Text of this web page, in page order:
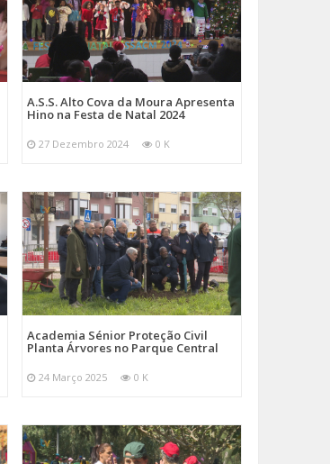
A.S.S. Alto Cova da Moura Apresenta
Hino na Festa de Natal 2024
27 Dezembro 2024 0 K
Academia Sénior Proteção Civil
Planta Árvores no Parque Central
24 Março 2025 0 K